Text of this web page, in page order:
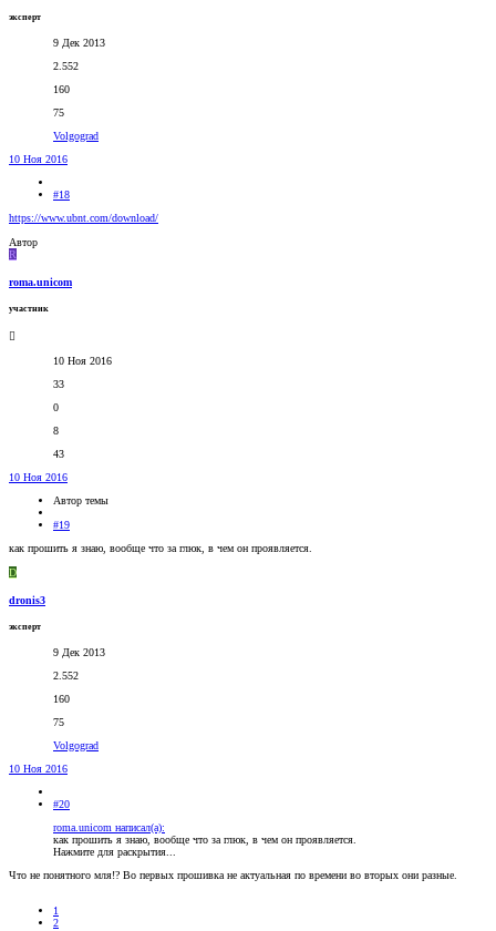
эксперт
9 Дек 2013
2.552
160
75
Volgograd
10 Ноя 2016
#18
https://www.ubnt.com/download/
Автор
R
roma.unicom
участник
10 Ноя 2016
33
0
8
43
10 Ноя 2016
Автор темы
#19
как прошить я знаю, вообще что за глюк, в чем он проявляется.
D
dronis3
эксперт
9 Дек 2013
2.552
160
75
Volgograd
10 Ноя 2016
#20
roma.unicom написал(а):
как прошить я знаю, вообще что за глюк, в чем он проявляется.
Нажмите для раскрытия...
Что не понятного мля!? Во первых прошивка не актуальная по времени во вторых они разные.
1
2